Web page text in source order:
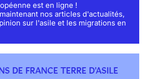
est en ligne !
nos articles d'actualités,
sur l'asile et les migrations en
DE FRANCE TERRE D'ASILE